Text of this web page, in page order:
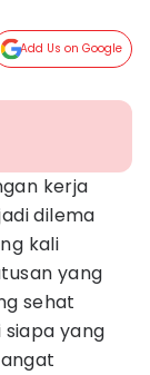
Add Us on Google
kerja
dilema
kali
yang
sehat
yang